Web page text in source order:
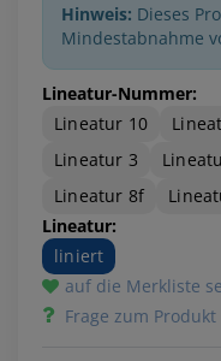
Hinweis: Dieses
Mindestabnahme
Lineatur-Nummer:
Lineatur 10
Lineatur 3
Lineatur 8f
Lineatur:
liniert
auf die Merkliste
Frage zum Produkt